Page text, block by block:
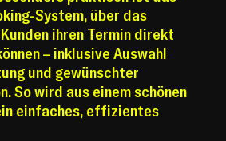
System, über das
ihren Termin direkt
– inklusive Auswahl
und gewünschter
So wird aus einem schönen
einfaches, effizientes